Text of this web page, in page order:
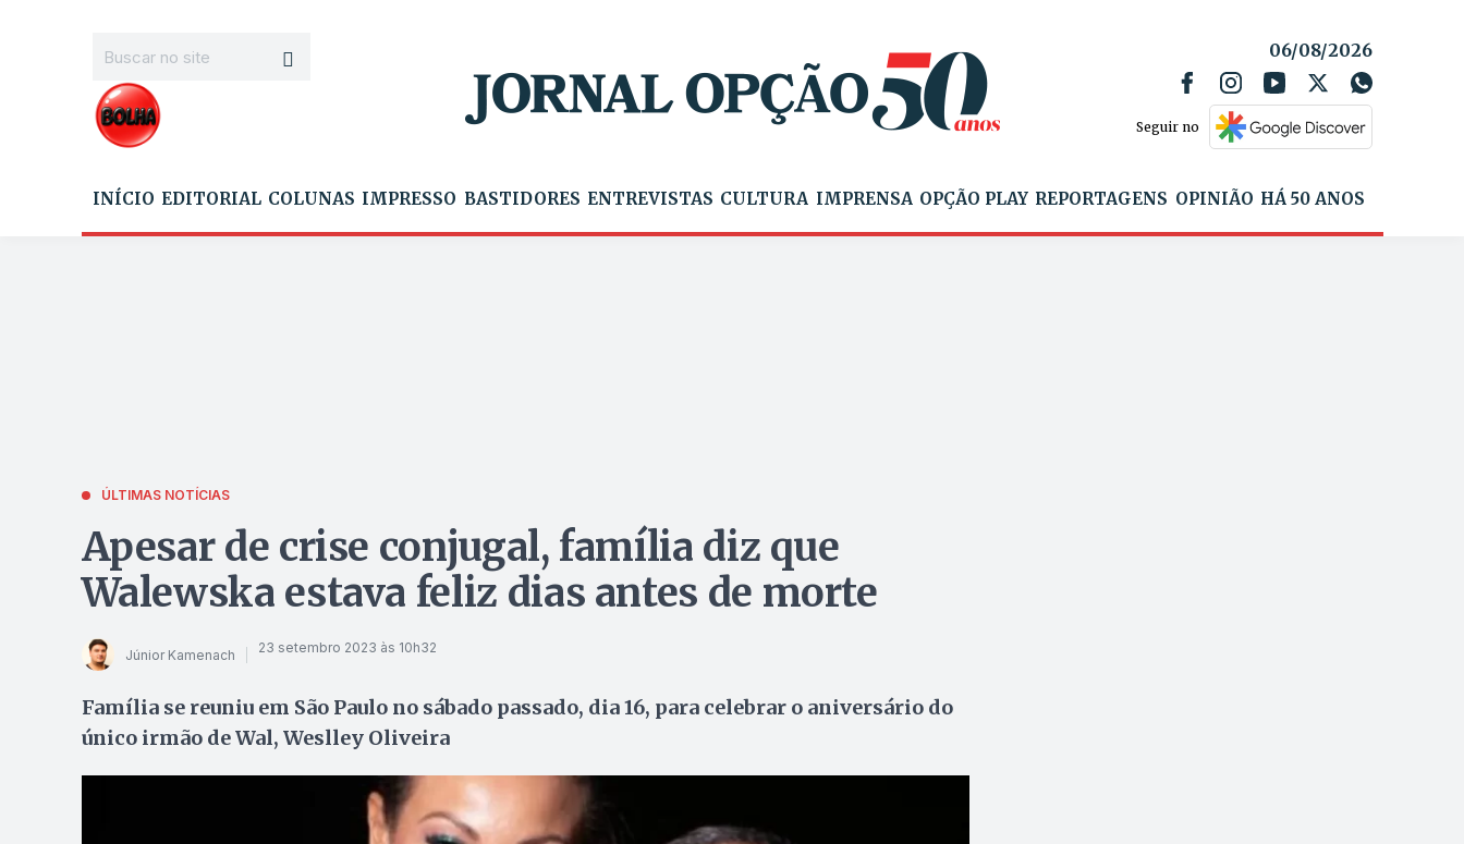
06/08/2026
Seguir no
INÍCIO EDITORIAL COLUNAS IMPRESSO BASTIDORES ENTREVISTAS CULTURA IMPRENSA OPÇÃO PLAY REPORTAGENS OPINIÃO HÁ 50 ANOS
ÚLTIMAS NOTÍCIAS
Apesar de crise conjugal, família diz que
Walewska estava feliz dias antes de morte
Júnior Kamenach 23 setembro 2023 às 10h32
Família se reuniu em São Paulo no sábado passado, dia 16, para celebrar o aniversário do
único irmão de Wal, Weslley Oliveira